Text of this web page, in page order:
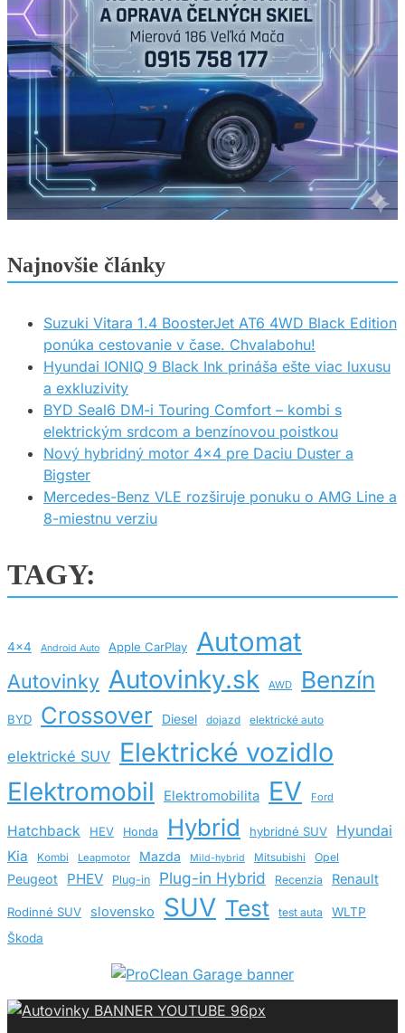
Najnovšie články
Suzuki Vitara 1.4 BoosterJet AT6 4WD Black Edition
ponúka cestovanie v čase. Chvalabohu!
Hyundai IONIQ 9 Black Ink prináša ešte viac luxusu
a exkluzivity
BYD Seal6 DM-i Touring Comfort – kombi s
elektrickým srdcom a benzínovou poistkou
Nový hybridný motor 4×4 pre Daciu Duster a
Bigster
Mercedes-Benz VLE rozširuje ponuku o AMG Line a
8-miestnu verziu
TAGY:
4x4 Android Auto Apple CarPlay Automat
Autovinky Autovinky.sk AWD Benzín
BYD Crossover Diesel dojazd elektrické auto
elektrické SUV Elektrické vozidlo
Elektromobil Elektromobilita EV Ford
Hatchback HEV Honda Hybrid hybridné SUV
Hyundai
Kia
Kombi Leapmotor Mazda Mild-hybrid Mitsubishi Opel
Peugeot PHEV Plug-in Plug-in Hybrid Recenzia Renault
Rodinné SUV slovensko SUV Test test auta
WLTP
Škoda